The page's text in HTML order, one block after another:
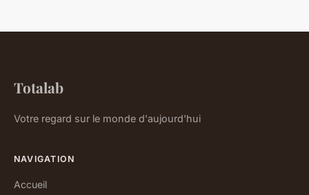
Totalab
Votre regard sur le monde d'aujourd'hui
NAVIGATION
Accueil